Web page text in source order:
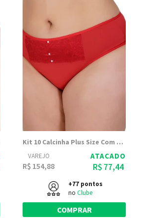
Kit 10 Calcinha Plus Size Com Renda Jane - Dily Modas
VAREJO
R$ 154,88
ATACADO
R$ 77,44
+77 pontos
no Clube
COMPRAR